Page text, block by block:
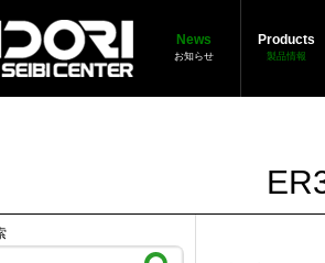
News
お知らせ
Products
製品情報